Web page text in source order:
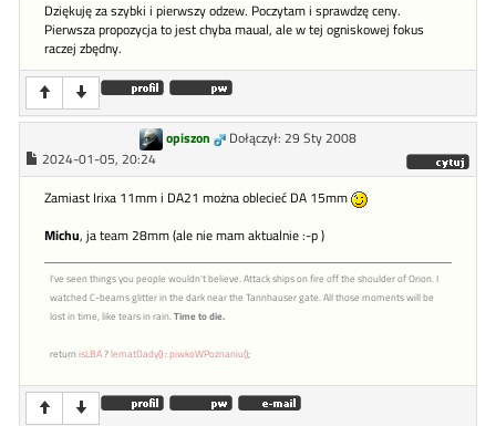
Dziękuję za szybki i pierwszy odzew. Poczytam i sprawdzę ceny.
Pierwsza propozycja to jest chyba maual, ale w tej ogniskowej fokus
raczej zbędny.
opiszon
Dołączył: 29 Sty 2008
2024-01-05, 20:24
Zamiast Irixa 11mm i DA21 można oblecieć DA 15mm
Michu, ja team 28mm (ale nie mam aktualnie :-p )
I've seen things you people wouldn't believe. Attack ships on fire off the shoulder of Orion. I
watched C-beams glitter in the dark near the Tannhauser gate. All those moments will be
lost in time, like tears in rain.Time to die.
returnisLBA?lematDady():piwkoWPoznaniu();